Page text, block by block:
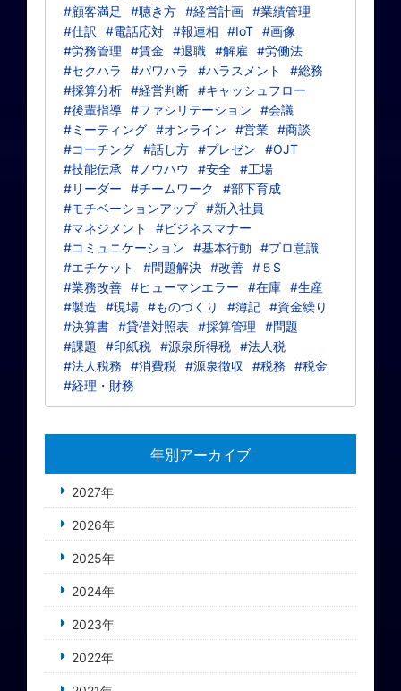
#顧客満足
#聴き方 #経営計画 #業績管理
#仕訳
#電話応対 #報連相 #IoT #画像
#労務管理
#賃金 #退職 #解雇
#労働法
#セクハラ
#パワハラ #ハラスメント
#総務
#採算分析 #経営判断 #キャッシュフロー
#後輩指導 #ファシリテーション
#会議
#ミーティング #オンライン #営業 #商談
#コーチング #話し方 #プレゼン
#OJT
#技能伝承
#ノウハウ #安全 #工場
#リーダー
#チームワーク
#部下育成
#モチベーションアップ #新入社員
#マネジメント
#ビジネスマナー
#コミュニケーション
#基本行動
#プロ意識
#エチケット
#問題解決 #改善 #５S
#業務改善 #ヒューマンエラー #在庫 #生産
#製造
#現場 #ものづくり #簿記 #資金繰り
#決算書 #貸借対照表 #採算管理
#問題
#課題
#印紙税 #源泉所得税 #法人税
#法人税務
#消費税 #源泉徴収 #税務
#税金
#経理・財務
年別アーカイブ
2027年
2026年
2025年
2024年
2023年
2022年